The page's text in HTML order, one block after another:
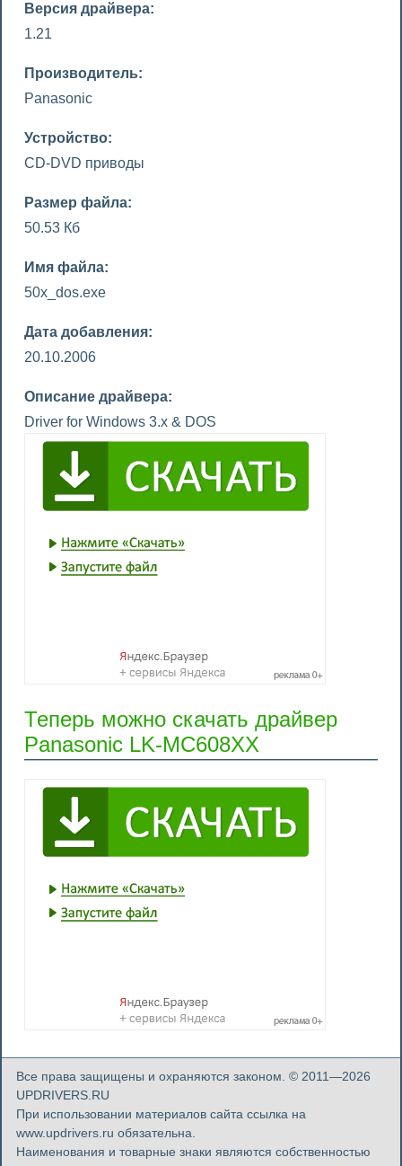
Версия драйвера:
1.21
Производитель:
Panasonic
Устройство:
CD-DVD приводы
Размер файла:
50.53 Кб
Имя файла:
50x_dos.exe
Дата добавления:
20.10.2006
Описание драйвера:
Driver for Windows 3.x & DOS
Теперь можно скачать драйвер
Panasonic LK-MC608XX
Все права защищены и охраняются законом. © 2011—2026
UPDRIVERS.RU
При использовании материалов сайта ссылка на
www.updrivers.ru обязательна.
Наименования и товарные знаки являются собственностью